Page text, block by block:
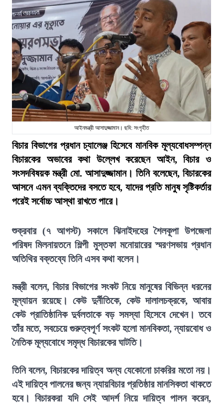
আইনমন্ত্রী আসাদুজ্জামান। ছবি: সংগৃহীত
বিচার বিভাগের প্রধান চ্যালেঞ্জ হিসেবে মানবিক মূল্যবোধসম্পন্ন
বিচারকের অভাবের কথা উল্লেখ করেছেন আইন, বিচার ও
সংসদবিষয়ক মন্ত্রী মো. আসাদুজ্জামান। তিনি বলেছেন, বিচারকের
আসনে এমন ব্যক্তিদের বসতে হবে, যাদের প্রতি মানুষ সৃষ্টিকর্তার
পরেই সর্বোচ্চ আস্থা রাখতে পারে।
শুক্রবার (৭ আগস্ট) সকালে ঝিনাইদহের শৈলকূপা উপজেলা
পরিষদ মিলনায়তনে শিল্পী মুস্তফা মনোয়ারের স্মরণসভায় প্রধান
অতিথির বক্তব্যে তিনি এসব কথা বলেন।
মন্ত্রী বলেন, বিচার বিভাগের সংকট নিয়ে মানুষের বিভিন্ন ধরনের
মূল্যায়ন রয়েছে। কেউ দুর্নীতিকে, কেউ দালালচক্রকে, আবার
কেউ প্রাতিষ্ঠানিক দুর্বলতাকে বড় সমস্যা হিসেবে দেখেন। তবে
তাঁর মতে, সবচেয়ে গুরুত্বপূর্ণ সংকট হলো মানবিকতা, ন্যায়বোধ ও
নৈতিক মূল্যবোধে সমৃদ্ধ বিচারকের ঘাটতি।
তিনি বলেন, বিচারকের দায়িত্ব অন্য যেকোনো চাকরির মতো নয়।
এই দায়িত্ব পালনের জন্য ন্যায়বিচার প্রতিষ্ঠার মানসিকতা থাকতে
হবে। বিচারকরা যদি সেই আদর্শ নিয়ে দায়িত্ব পালন করেন,